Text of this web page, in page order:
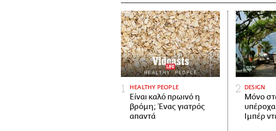
HEALTHY PEOPLE
Είναι καλό πρωινό η
βρόμη; Ένας γιατρός
απαντά
DESIGN
Μόνο
υπέροχα
Ιμπέρ